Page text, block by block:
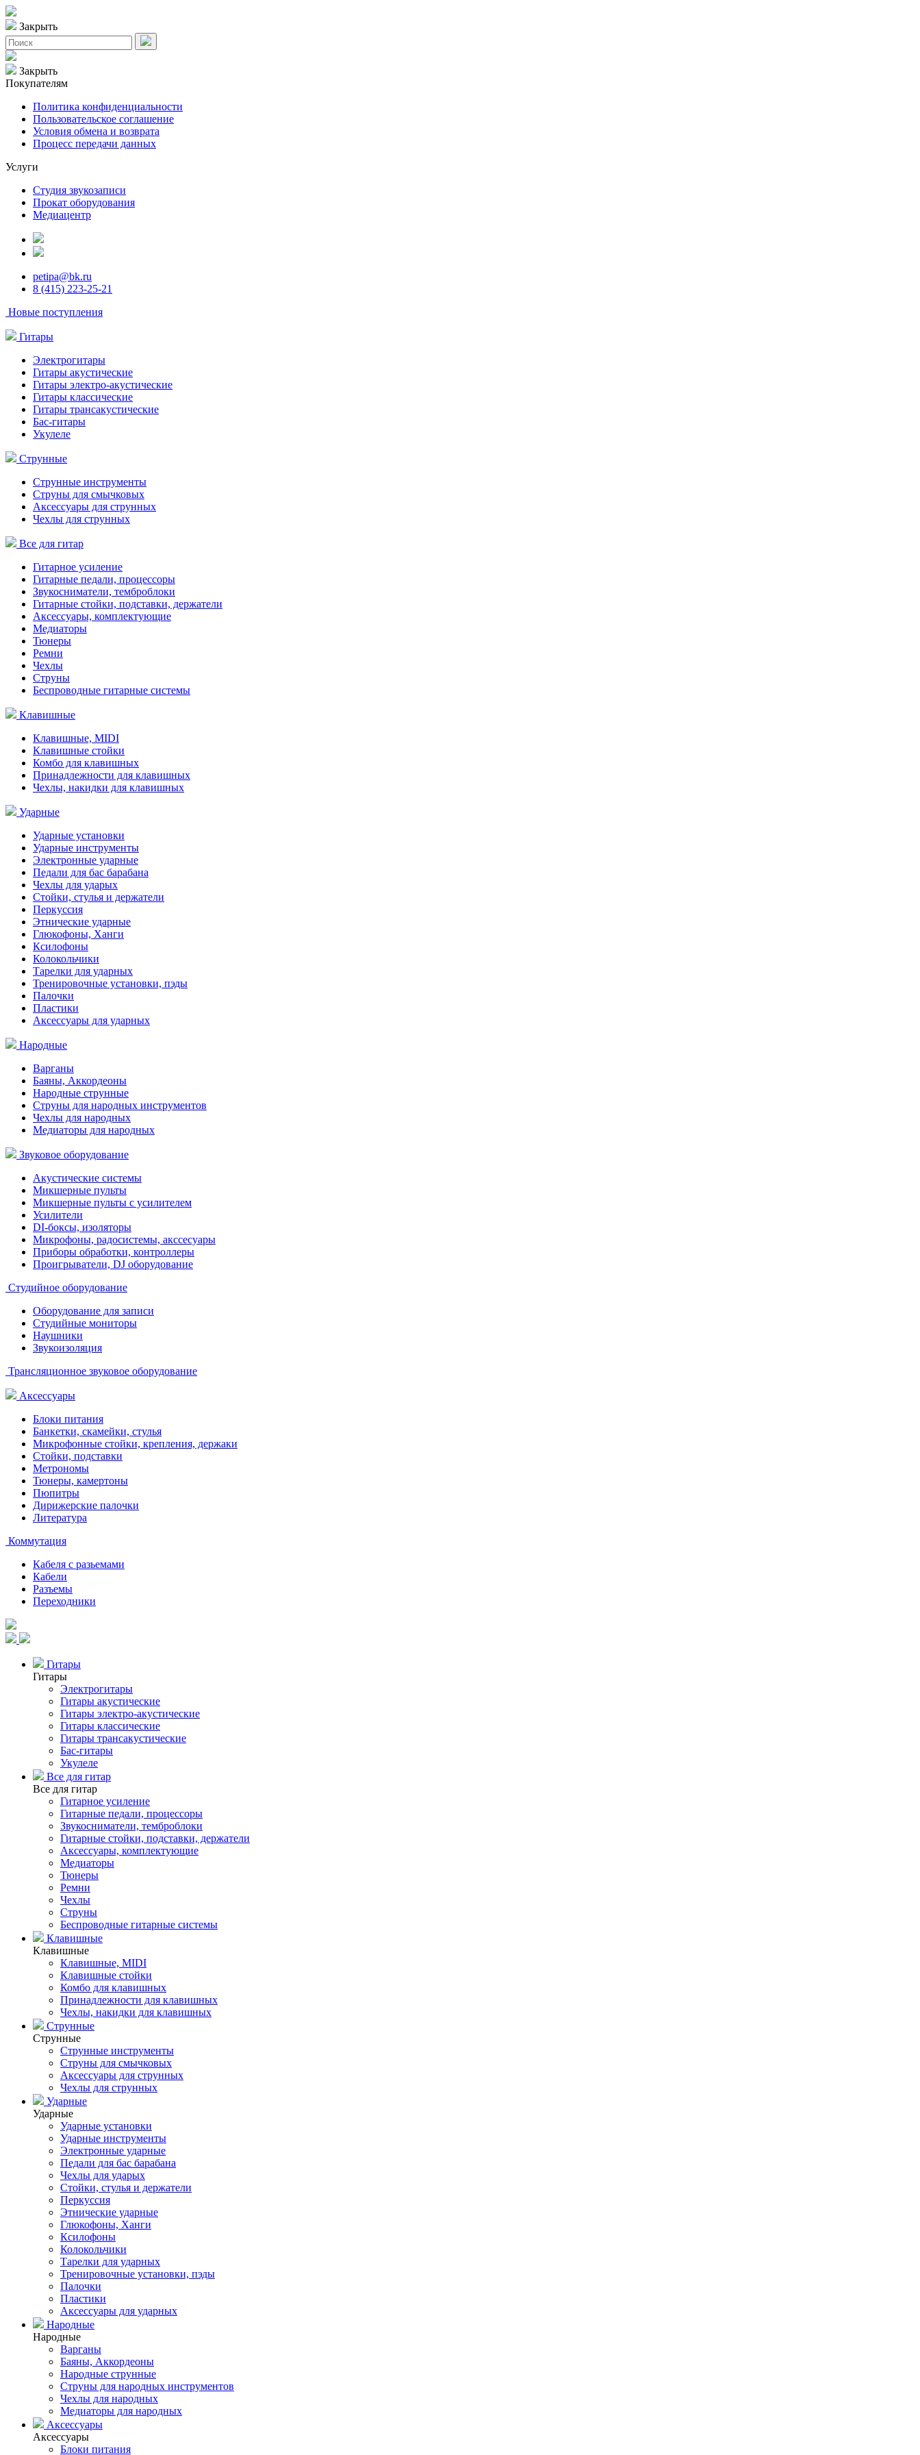
Закрыть
Закрыть
Покупателям
Политика конфиденциальности
Пользовательское соглашение
Условия обмена и возврата
Процесс передачи данных
Услуги
Студия звукозаписи
Прокат оборудования
Медиацентр
petipa@bk.ru
8 (415) 223-25-21
Новые поступления
Гитары
Электрогитары
Гитары акустические
Гитары электро-акустические
Гитары классические
Гитары трансакустические
Бас-гитары
Укулеле
Струнные
Струнные инструменты
Струны для смычковых
Аксессуары для струнных
Чехлы для струнных
Все для гитар
Гитарное усиление
Гитарные педали, процессоры
Звукосниматели, темброблоки
Гитарные стойки, подставки, держатели
Аксессуары, комплектующие
Медиаторы
Тюнеры
Ремни
Чехлы
Струны
Беспроводные гитарные системы
Клавишные
Клавишные, MIDI
Клавишные стойки
Комбо для клавишных
Принадлежности для клавишных
Чехлы, накидки для клавишных
Ударные
Ударные установки
Ударные инструменты
Электронные ударные
Педали для бас барабана
Чехлы для ударых
Стойки, стулья и держатели
Перкуссия
Этнические ударные
Глюкофоны, Ханги
Ксилофоны
Колокольчики
Тарелки для ударных
Тренировочные установки, пэды
Палочки
Пластики
Аксессуары для ударных
Народные
Варганы
Баяны, Аккордеоны
Народные струнные
Струны для народных инструментов
Чехлы для народных
Медиаторы для народных
Звуковое оборудование
Акустические системы
Микшерные пульты
Микшерные пульты с усилителем
Усилители
DI-боксы, изоляторы
Микрофоны, радосистемы, акссесуары
Приборы обработки, контроллеры
Проигрыватели, DJ оборудование
Студийное оборудование
Оборудование для записи
Студийные мониторы
Наушники
Звукоизоляция
Трансляционное звуковое оборудование
Аксессуары
Блоки питания
Банкетки, скамейки, стулья
Микрофонные стойки, крепления, держаки
Стойки, подставки
Метрономы
Тюнеры, камертоны
Пюпитры
Дирижерские палочки
Литература
Коммутация
Кабеля с разьемами
Кабели
Разъемы
Переходники
Гитары
Гитары
Электрогитары
Гитары акустические
Гитары электро-акустические
Гитары классические
Гитары трансакустические
Бас-гитары
Укулеле
Все для гитар
Все для гитар
Гитарное усиление
Гитарные педали, процессоры
Звукосниматели, темброблоки
Гитарные стойки, подставки, держатели
Аксессуары, комплектующие
Медиаторы
Тюнеры
Ремни
Чехлы
Струны
Беспроводные гитарные системы
Клавишные
Клавишные
Клавишные, MIDI
Клавишные стойки
Комбо для клавишных
Принадлежности для клавишных
Чехлы, накидки для клавишных
Струнные
Струнные
Струнные инструменты
Струны для смычковых
Аксессуары для струнных
Чехлы для струнных
Ударные
Ударные
Ударные установки
Ударные инструменты
Электронные ударные
Педали для бас барабана
Чехлы для ударых
Стойки, стулья и держатели
Перкуссия
Этнические ударные
Глюкофоны, Ханги
Ксилофоны
Колокольчики
Тарелки для ударных
Тренировочные установки, пэды
Палочки
Пластики
Аксессуары для ударных
Народные
Народные
Варганы
Баяны, Аккордеоны
Народные струнные
Струны для народных инструментов
Чехлы для народных
Медиаторы для народных
Аксессуары
Аксессуары
Блоки питания